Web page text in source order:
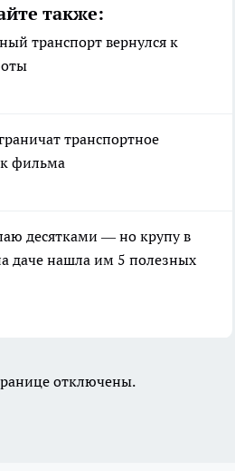
также:
транспорт вернулся к
транспортное
фильма
десятками — но крупу в
даче нашла им 5 полезных
отключены.